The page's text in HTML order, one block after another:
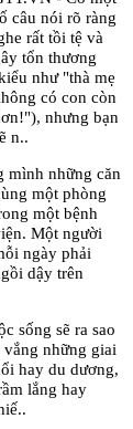
câu nói rõ ràng
rất tồi tệ và
tổn thương
như "thà mẹ
có con còn
nhưng bạn
n..
mình những căn
một phòng
một bệnh
Một người
ngày phải
dậy trên
sống sẽ ra sao
những giai
hay du dương,
lắng hay